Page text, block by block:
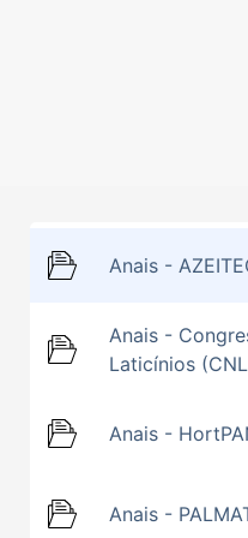
Anais -
Anais -
Laticínios
Anais -
Anais -